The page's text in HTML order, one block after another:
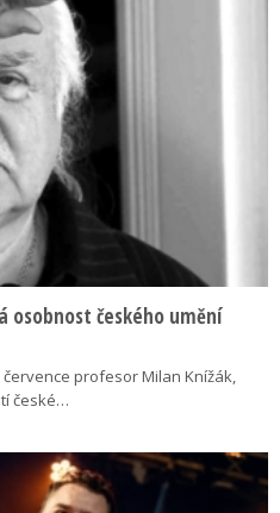
osobnost českého umění
profesor Milan Knížák,
české…